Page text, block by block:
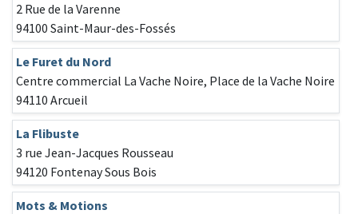
2 Rue de la Varenne
94100 Saint-Maur-des-Fossés
Le Furet du Nord
Centre commercial La Vache Noire, Place de la Vache Noire
94110 Arcueil
La Flibuste
3 rue Jean-Jacques Rousseau
94120 Fontenay Sous Bois
Mots & Motions